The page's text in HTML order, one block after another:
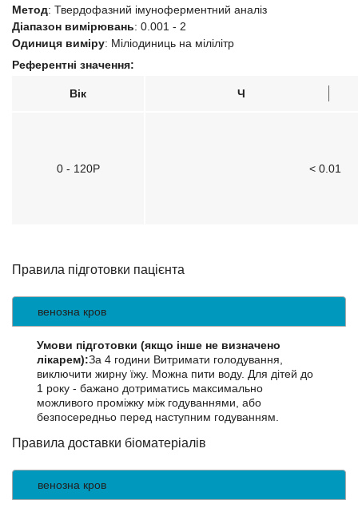
Метод: Твердофазний імуноферментний аналіз
Діапазон вимірювань: 0.001 - 2
Одиниця виміру: Міліодиниць на мілілітр
Референтні значення:
Вік Ч
0 - 120Р < 0.01
Правила підготовки пацієнта
венозна кров
Умови підготовки (якщо інше не визначено
лікарем):За 4 години Витримати голодування,
виключити жирну їжу. Можна пити воду. Для дітей до
1 року - бажано дотриматись максимально
можливого проміжку між годуваннями, або
безпосередньо перед наступним годуванням.
Правила доставки біоматеріалів
венозна кров